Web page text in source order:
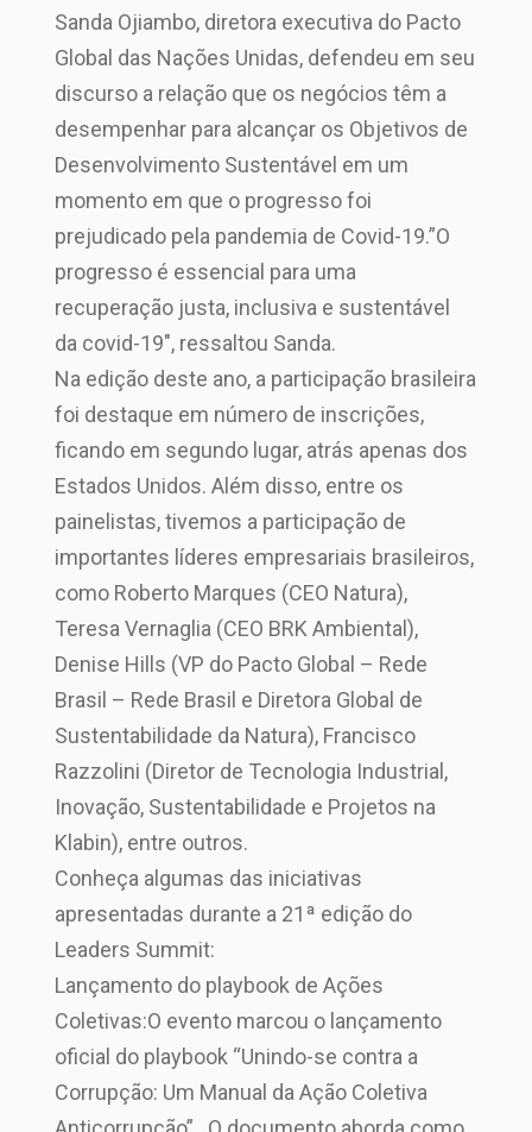
Sanda Ojiambo, diretora executiva do Pacto
Global das Nações Unidas, defendeu em seu
discurso a relação que os negócios têm a
desempenhar para alcançar os Objetivos de
Desenvolvimento Sustentável em um
momento em que o progresso foi
prejudicado pela pandemia de Covid-19.”O
progresso é essencial para uma
recuperação justa, inclusiva e sustentável
da covid-19″, ressaltou Sanda.
Na edição deste ano, a participação brasileira
foi destaque em número de inscrições,
ficando em segundo lugar, atrás apenas dos
Estados Unidos. Além disso, entre os
painelistas, tivemos a participação de
importantes líderes empresariais brasileiros,
como Roberto Marques (CEO Natura),
Teresa Vernaglia (CEO BRK Ambiental),
Denise Hills (VP do Pacto Global – Rede
Brasil – Rede Brasil e Diretora Global de
Sustentabilidade da Natura), Francisco
Razzolini (Diretor de Tecnologia Industrial,
Inovação, Sustentabilidade e Projetos na
Klabin), entre outros.
Conheça algumas das iniciativas
apresentadas durante a 21ª edição do
Leaders Summit:
Lançamento do playbook de Ações
Coletivas:O evento marcou o lançamento
oficial do playbook “Unindo-se contra a
Corrupção: Um Manual da Ação Coletiva